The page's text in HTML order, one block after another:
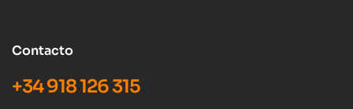
Contacto
+34 918 126 315